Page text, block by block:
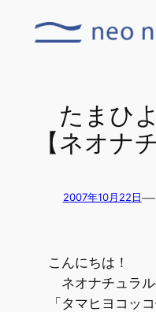
たまひ
【ネオナ
2007年10月22日 —
こんにちは！
ネオナチュラル
「タマヒヨコッ